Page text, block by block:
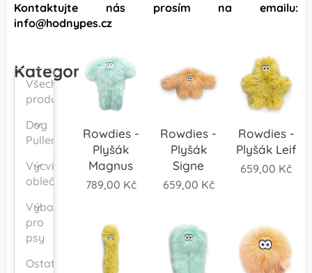
Kontaktujte nás prosím na emailu:
info@hodnypes.cz
Kategorie
Všechny
produkty
Dog
Puller
Výcvikové
oblečení
Výbava
pro
psy
Ostatní
Rowdies -
Plyšák
Magnus
789,00 Kč
Rowdies -
Plyšák
Signe
659,00 Kč
Rowdies -
Plyšák Leif
659,00 Kč